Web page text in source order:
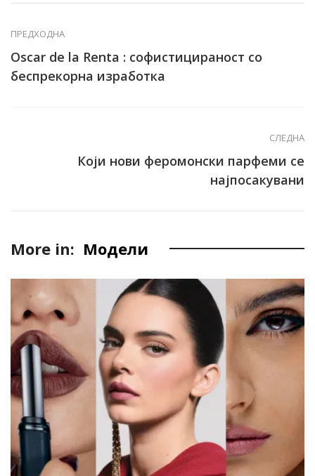
ПРЕДХОДНА
Oscar de la Renta : софистицираност со
беспрекорна изработка
СЛЕДНА
Који нови феромонски парфеми се
најпосакувани
More in: Модели